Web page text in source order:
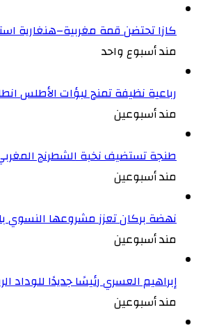
كازا تحتضن قمة مغربية–هنغارية
مند أسبوع واحد
رباعية نظيفة تمنح لبؤات الأطلس
مند أسبوعين
طنجة تستضيف نخبة الشطرنج
مند أسبوعين
نهضة بركان تعزز مشروعها النسوي
مند أسبوعين
إبراهيم العسري رئيسًا جديدًا للوداد
مند أسبوعين